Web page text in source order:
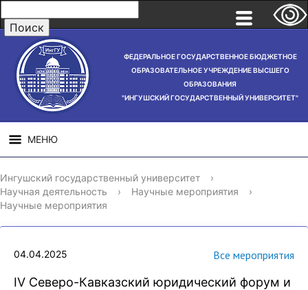
ФЕДЕРАЛЬНОЕ ГОСУДАРСТВЕННОЕ БЮДЖЕТНОЕ
ОБРАЗОВАТЕЛЬНОЕ УЧРЕЖДЕНИЕ ВЫСШЕГО
ОБРАЗОВАНИЯ
"ИНГУШСКИЙ ГОСУДАРСТВЕННЫЙ УНИВЕРСИТЕТ"
МЕНЮ
СВЕДЕНИЯ ОБ
ОБРАЗОВАТЕЛЬНОЙ
ОРГАНИЗАЦИИ
НАУЧНАЯ
ДЕЯТЕЛЬНОСТЬ
Ингушский государственный университет
›
Научная деятельность
› Научные мероприятия
›
Научные мероприятия
04.04.2025 Все мероприятия
IV Северо-Кавказский юридический форум и